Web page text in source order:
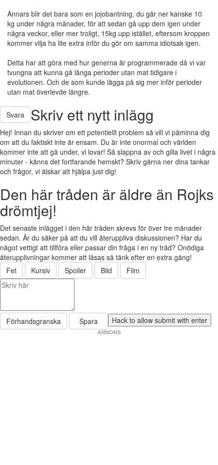
Annars blir det bara som en jojobantning, du går ner kanske 10
kg under några månader, för att sedan gå upp dem igen under
några veckor, eller mer troligt, 15kg upp istället, eftersom kroppen
kommer vilja ha lite extra inför du gör om samma idiotsak igen.
Detta har att göra med hur generna är programmerade då vi var
tvungna att kunna gå långa perioder utan mat tidigare i
evolutionen. Och de som kunde lägga på sig mer inför perioder
utan mat överlevde längre.
Svara Skriv ett nytt inlägg
Hej! Innan du skriver om ett potentiellt problem så vill vi påminna dig
om att du faktiskt inte är ensam. Du är inte onormal och världen
kommer inte att gå under, vi lovar! Så slappna av och gilla livet i några
minuter - känns det fortfarande hemskt? Skriv gärna ner dina tankar
och frågor, vi älskar att hjälpa just dig!
Den här tråden är äldre än Rojks
drömtjej!
Det senaste inlägget i den här tråden skrevs för över tre månader
sedan. Är du säker på att du vill återuppliva diskussionen? Har du
något vettigt att tillföra eller passar din fråga i en ny tråd? Onödiga
återupplivningar kommer att låsas så tänk efter en extra gång!
Fet
Kursiv Spoiler Bild Film
Förhandsgranska Spara
ANNONS